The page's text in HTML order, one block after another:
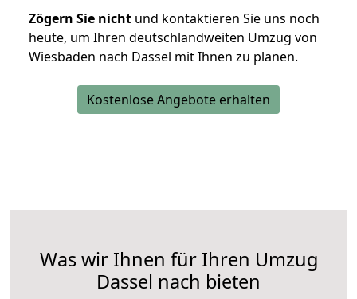
Zögern Sie nicht und kontaktieren Sie uns noch
heute, um Ihren deutschlandweiten Umzug von
Wiesbaden nach Dassel mit Ihnen zu planen.
Kostenlose Angebote erhalten
Was wir Ihnen für Ihren Umzug
Dassel nach bieten